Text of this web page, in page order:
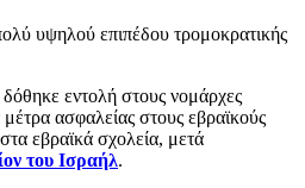
υψηλού επιπέδου τρομοκρατικής
εντολή στους νομάρχες
ασφαλείας στους εβραϊκούς
εβραϊκά σχολεία, μετά
του Ισραήλ.